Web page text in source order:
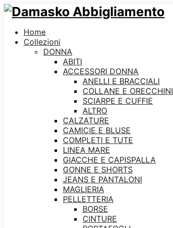
Home
Collezioni
DONNA
ABITI
ACCESSORI DONNA
ANELLI E BRACCIALI
COLLANE E ORECCHINI
SCIARPE E CUFFIE
ALTRO
CALZATURE
CAMICIE E BLUSE
COMPLETI E TUTE
LINEA MARE
GIACCHE E CAPISPALLA
GONNE E SHORTS
JEANS E PANTALONI
MAGLIERIA
PELLETTERIA
BORSE
CINTURE